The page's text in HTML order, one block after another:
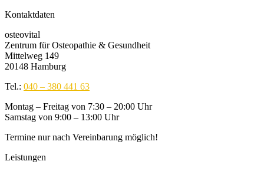
Kontaktdaten
osteovital
Zentrum für Osteopathie & Gesundheit
Mittelweg 149
20148 Hamburg
Tel.: 040 – 380 441 63
Montag – Freitag von 7:30 – 20:00 Uhr
Samstag von 9:00 – 13:00 Uhr
Termine nur nach Vereinbarung möglich!
Leistungen